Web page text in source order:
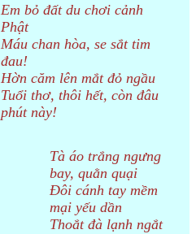
Em bỏ đất du chơi cảnh
Phật
Máu chan hòa, se sắt tim
đau!
Hờn căm lên mắt đỏ ngầu
Tuổi thơ, thôi hết, còn đâu
phút này!
Tà áo trắng ngưng
bay, quằn quại
Đôi cánh tay mềm
mại yếu dần
Thoắt đà lạnh ngắt